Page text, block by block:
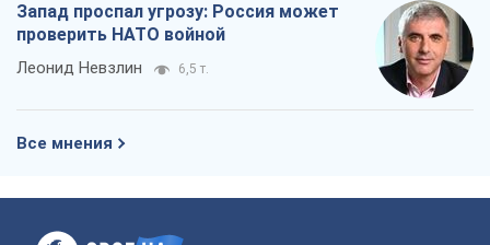
Запад проспал угрозу: Россия может
проверить НАТО войной
Леонид Невзлин 6,5 т.
Все мнения